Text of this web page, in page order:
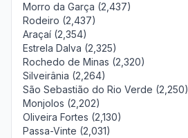
Morro da Garça (2,437)
Rodeiro (2,437)
Araçaí (2,354)
Estrela Dalva (2,325)
Rochedo de Minas (2,320)
Silveirânia (2,264)
São Sebastião do Rio Verde (2,250)
Monjolos (2,202)
Oliveira Fortes (2,130)
Passa-Vinte (2,031)